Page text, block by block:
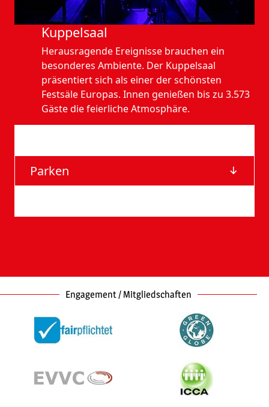
Kuppelsaal
Herausragende Ereignisse brauchen ein
besonderes Ambiente. Der Kuppelsaal
präsentiert sich als einer der schönsten
Festsäle Europas. Innen genießen bis zu 3.573
Gäste die feierliche Atmosphäre.
Parken
Engagement / Mitgliedschaften